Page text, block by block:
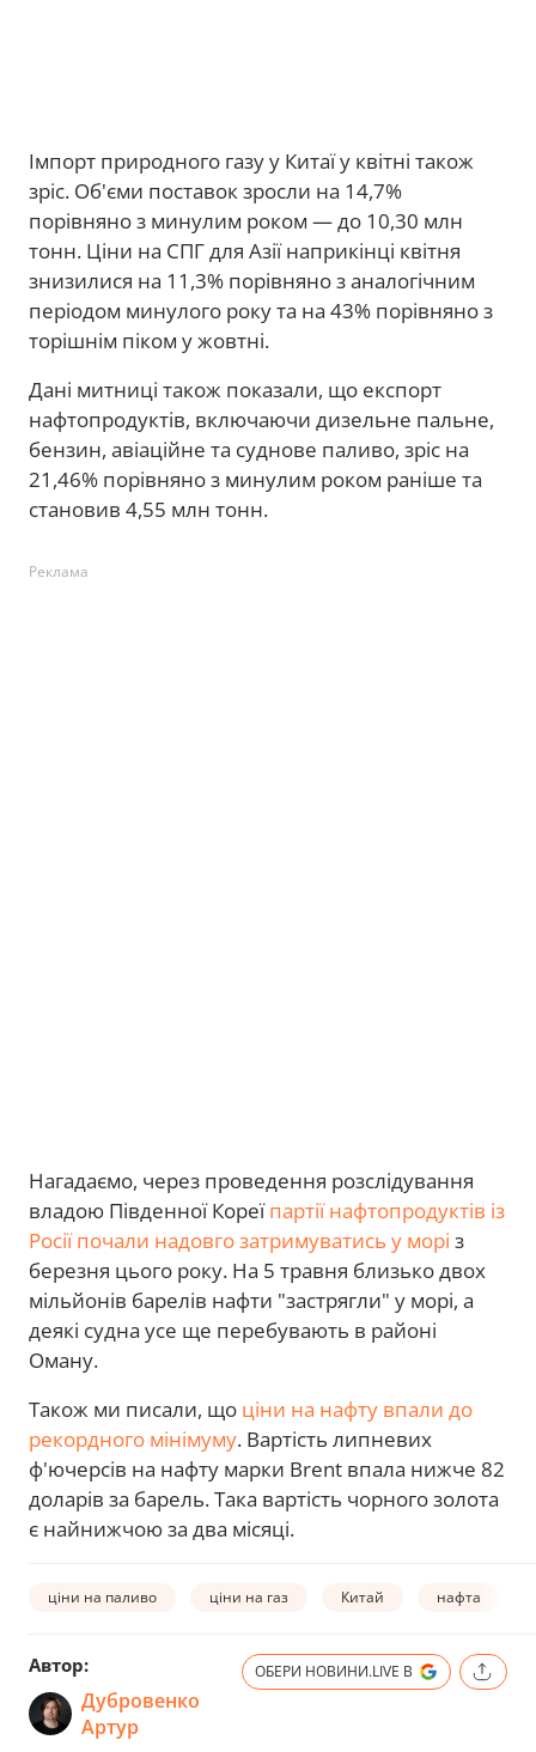
Імпорт природного газу у Китаї у квітні також
зріс. Об'єми поставок зросли на 14,7%
порівняно з минулим роком — до 10,30 млн
тонн. Ціни на СПГ для Азії наприкінці квітня
знизилися на 11,3% порівняно з аналогічним
періодом минулого року та на 43% порівняно з
торішнім піком у жовтні.
Дані митниці також показали, що експорт
нафтопродуктів, включаючи дизельне пальне,
бензин, авіаційне та суднове паливо, зріс на
21,46% порівняно з минулим роком раніше та
становив 4,55 млн тонн.
Реклама
Нагадаємо, через проведення розслідування
владою Південної Кореїпартії нафтопродуктів із
Росії почали надовго затримуватись у морі з
березня цього року. На 5 травня близько двох
мільйонів барелів нафти "застрягли" у морі, а
деякі судна усе ще перебувають в районі
Оману.
Також ми писали, що ціни на нафту впали до
рекордного мінімуму. Вартість липневих
ф'ючерсів на нафту марки Brent впала нижче 82
доларів за барель. Така вартість чорного золота
є найнижчою за два місяці.
ціни на паливо ціни на газ Китай нафта
Автор:
Дубровенко
Артур
ОБЕРИ НОВИНИ.LIVE В